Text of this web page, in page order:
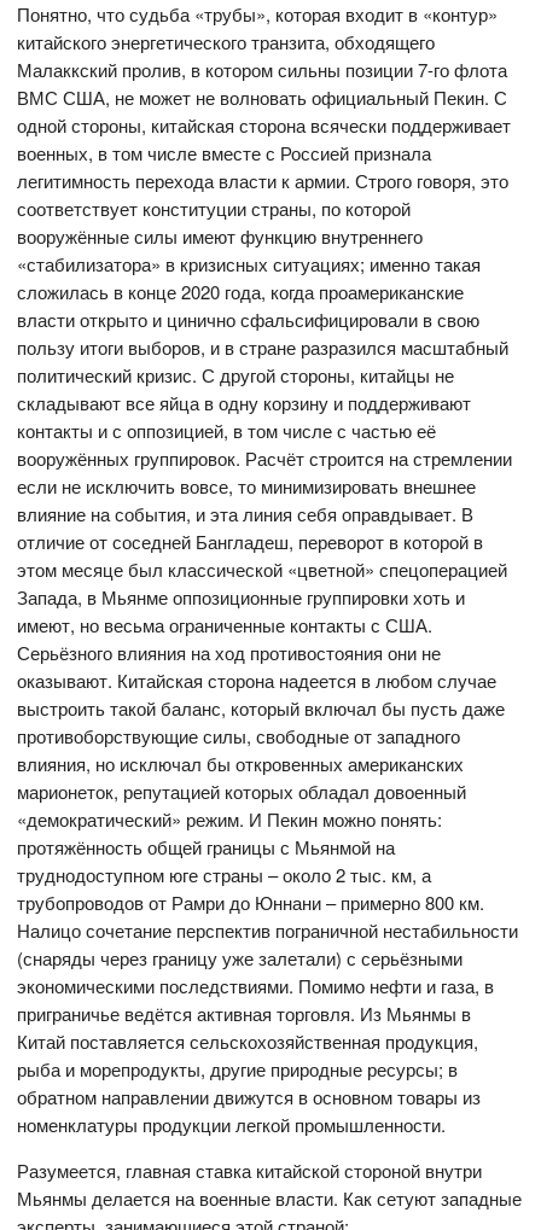
Понятно, что судьба «трубы», которая входит в «контур»
китайского энергетического транзита, обходящего
Малаккский пролив, в котором сильны позиции 7-го флота
ВМС США, не может не волновать официальный Пекин. С
одной стороны, китайская сторона всячески поддерживает
военных, в том числе вместе с Россией признала
легитимность перехода власти к армии. Строго говоря, это
соответствует конституции страны, по которой
вооружённые силы имеют функцию внутреннего
«стабилизатора» в кризисных ситуациях; именно такая
сложилась в конце 2020 года, когда проамериканские
власти открыто и цинично сфальсифицировали в свою
пользу итоги выборов, и в стране разразился масштабный
политический кризис. С другой стороны, китайцы не
складывают все яйца в одну корзину и поддерживают
контакты и с оппозицией, в том числе с частью её
вооружённых группировок. Расчёт строится на стремлении
если не исключить вовсе, то минимизировать внешнее
влияние на события, и эта линия себя оправдывает. В
отличие от соседней Бангладеш, переворот в которой в
этом месяце был классической «цветной» спецоперацией
Запада, в Мьянме оппозиционные группировки хоть и
имеют, но весьма ограниченные контакты с США.
Серьёзного влияния на ход противостояния они не
оказывают. Китайская сторона надеется в любом случае
выстроить такой баланс, который включал бы пусть даже
противоборствующие силы, свободные от западного
влияния, но исключал бы откровенных американских
марионеток, репутацией которых обладал довоенный
«демократический» режим. И Пекин можно понять:
протяжённость общей границы с Мьянмой на
труднодоступном юге страны – около 2 тыс. км, а
трубопроводов от Рамри до Юннани – примерно 800 км.
Налицо сочетание перспектив пограничной нестабильности
(снаряды через границу уже залетали) с серьёзными
экономическими последствиями. Помимо нефти и газа, в
приграничье ведётся активная торговля. Из Мьянмы в
Китай поставляется сельскохозяйственная продукция,
рыба и морепродукты, другие природные ресурсы; в
обратном направлении движутся в основном товары из
номенклатуры продукции легкой промышленности.
Разумеется, главная ставка китайской стороной внутри
Мьянмы делается на военные власти. Как сетуют западные